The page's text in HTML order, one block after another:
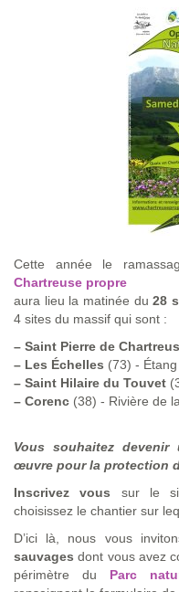
Cette année le
Chartreuse propre
aura lieu la matinée du28
4 sites du massif qui sont :
– Saint Pierre de
– Les Échelles (73) -
– Saint Hilaire du Touvet
– Corenc (38) - Rivière de
Vous souhaitez
œuvre pour la protection
Inscrivez vous sur le
choisissez le chantier sur
D’ici là, nous vous
sauvages dont vous avez
périmètre du Parc